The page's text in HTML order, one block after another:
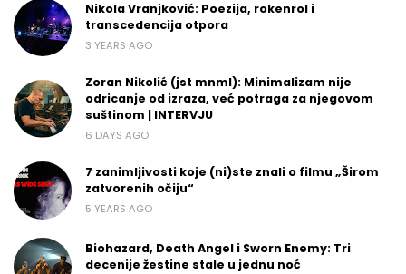
Nikola Vranjković: Poezija, rokenrol i
transcedencija otpora
3 YEARS AGO
Zoran Nikolić (jst mnml): Minimalizam nije
odricanje od izraza, već potraga za njegovom
suštinom | INTERVJU
6 DAYS AGO
7 zanimljivosti koje (ni)ste znali o filmu „Širom
zatvorenih očiju“
5 YEARS AGO
Biohazard, Death Angel i Sworn Enemy: Tri
decenije žestine stale u jednu noć